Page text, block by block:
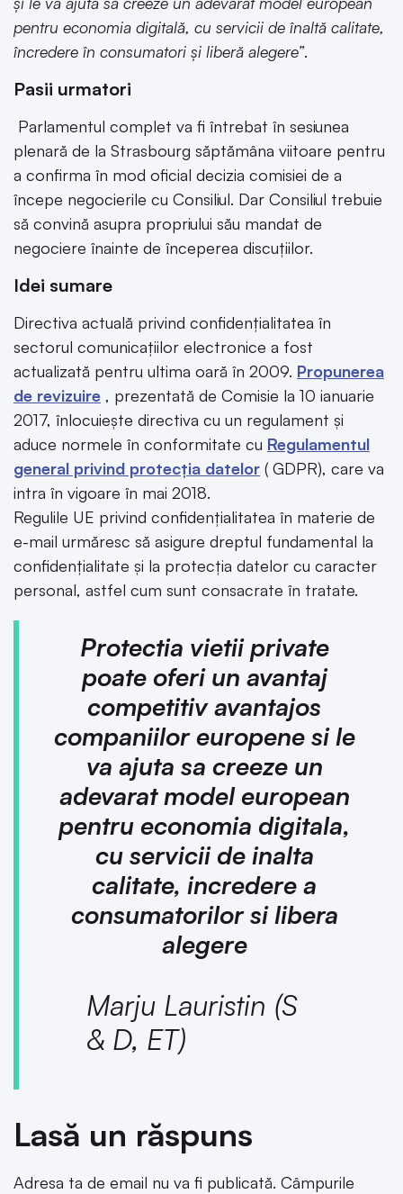
pentru economia digitală, cu servicii de înaltă calitate,
încredere în consumatori și liberă alegere”.
Pasii urmatori
Parlamentul complet va fi întrebat în sesiunea
plenară de la Strasbourg săptămâna viitoare pentru
a confirma în mod oficial decizia comisiei de a
începe negocierile cu Consiliul. Dar Consiliul trebuie
să convină asupra propriului său mandat de
negociere înainte de începerea discuțiilor.
Idei sumare
Directiva actuală privind confidențialitatea în
sectorul comunicațiilor electronice a fost
actualizată pentru ultima oară în 2009. Propunerea
de revizuire , prezentată de Comisie la 10 ianuarie
2017, înlocuiește directiva cu un regulament și
aduce normele în conformitate cu Regulamentul
general privind protecția datelor ( GDPR), care va
intra în vigoare în mai 2018.
Regulile UE privind confidențialitatea în materie de
e-mail urmăresc să asigure dreptul fundamental la
confidențialitate și la protecția datelor cu caracter
personal, astfel cum sunt consacrate în tratate.
Protectia vietii private
poate oferi un avantaj
competitiv avantajos
companiilor europene si le
va ajuta sa creeze un
adevarat model european
pentru economia digitala,
cu servicii de inalta
calitate, incredere a
consumatorilor si libera
alegere
Marju Lauristin (S
& D, ET)
Lasă un răspuns
Adresa ta de email nu va fi publicată. Câmpurile